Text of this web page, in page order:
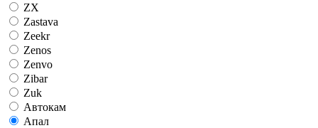
ZX
Zastava
Zeekr
Zenos
Zenvo
Zibar
Zuk
Автокам
Апал